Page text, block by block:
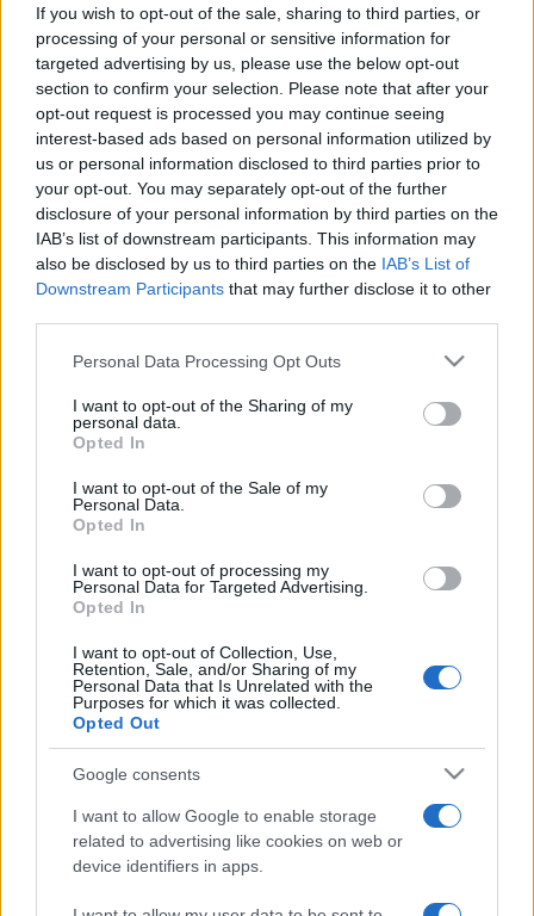
If you wish to opt-out of the sale, sharing to third parties, or
processing of your personal or sensitive information for
targeted advertising by us, please use the below opt-out
section to confirm your selection. Please note that after your
opt-out request is processed you may continue seeing
interest-based ads based on personal information utilized by
us or personal information disclosed to third parties prior to
your opt-out. You may separately opt-out of the further
disclosure of your personal information by third parties on the
IAB’s list of downstream participants. This information may
also be disclosed by us to third parties on the IAB’s List of
Downstream Participants that may further disclose it to other
Please note that this website/app uses one or more Google
not limited to your visit or usage behaviour. You may click to
grant or deny consent to Google and its third-party tags to
use your data for below specified purposes in below Google
consent section.
Personal Data Processing Opt Outs
I want to opt-out of the Sharing of my
personal data.
Opted In
I want to opt-out of the Sale of my
Personal Data.
Opted In
I want to opt-out of processing my
Personal Data for Targeted Advertising.
Opted In
I want to opt-out of Collection, Use,
Retention, Sale, and/or Sharing of my
Personal Data that Is Unrelated with the
Purposes for which it was collected.
Opted Out
Google consents
I want to allow Google to enable storage
related to advertising like cookies on web or
device identifiers in apps.
év legszebb ünnepén.
A baj mindjárt a legelején, a karácsonyfa díszítése
közben leselkedhet a kutyákra és a cicákra.
A másik fő veszélyforrás, hogy karácsonykor olyan
dolgokat is adunk a kedvencünknek enni, amelyek
tilosak. Ilyenek a zsíros, fűszeres ételek, amelyekkel a
kiskedvencünk alaposan elcsaphatja a hasát. Ennél is
nagyobb gondot okozhatnak az édességek.
E sorok írójának kis híján meghalt a pár hónapos
németjuhásza, mert lelopkodta a karácsonyfáról a xilit
tartalmú szaloncukrokat.
Ám a veszélyeknek még mindig nincsen vége, hiszen a
rosszul megválasztott karácsonyi ajándékoknak is
Fordítsunk nagy figyelmet az ünnepek alatt is
kedvenceink biztonságára.
Megosztás:
Facebook
Twitter
Pinterest
Címkék: biztonság
odafigyelés,körültekintés
Korábbi bejegyzések
Hasonló bejegyzések
2026-08-08.
Zendaya és Tom Holland